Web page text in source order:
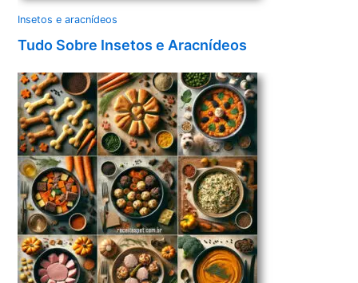
Insetos e aracnídeos
Tudo Sobre Insetos e Aracnídeos